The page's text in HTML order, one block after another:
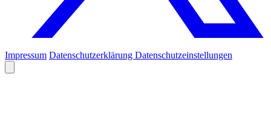
Impressum Datenschutzerklärung Datenschutzeinstellungen